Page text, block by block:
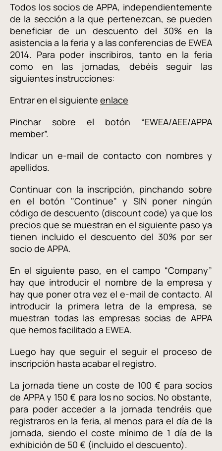
Todos los socios de APPA, independientemente
de la sección a la que pertenezcan, se pueden
beneficiar de un descuento del 30% en la
asistencia a la feria y a las conferencias de EWEA
2014. Para poder inscribiros, tanto en la feria
como en las jornadas, debéis seguir las
siguientes instrucciones:
Entrar en el siguiente enlace
Pinchar sobre el botón “EWEA/AEE/APPA
member”.
Indicar un e-mail de contacto con nombres y
apellidos.
Continuar con la inscripción, pinchando sobre
en el botón "Continue" y SIN poner ningún
código de descuento (discount code) ya que los
precios que se muestran en el siguiente paso ya
tienen incluido el descuento del 30% por ser
socio de APPA.
En el siguiente paso, en el campo “Company”
hay que introducir el nombre de la empresa y
hay que poner otra vez el e-mail de contacto. Al
introducir la primera letra de la empresa, se
muestran todas las empresas socias de APPA
que hemos facilitado a EWEA.
Luego hay que seguir el seguir el proceso de
inscripción hasta acabar el registro.
La jornada tiene un coste de 100 € para socios
de APPA y 150 € para los no socios. No obstante,
para poder acceder a la jornada tendréis que
registraros en la feria, al menos para el día de la
jornada, siendo el coste mínimo de 1 día de la
exhibición de 50 € (incluido el descuento).